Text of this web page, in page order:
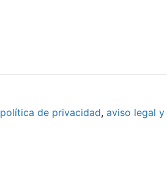
política de privacidad,aviso legal